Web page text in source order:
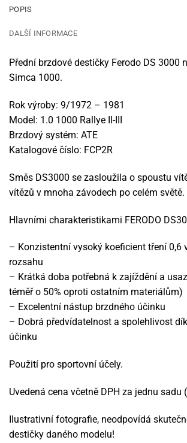
POPIS
DALŠÍ INFORMACE
Přední brzdové destičky Ferodo DS 3000
Simca 1000.
Rok výroby: 9/1972 – 1981
Model: 1.0 1000 Rallye II-III
Brzdový systém: ATE
Katalogové číslo: FCP2R
Směs DS3000 se zasloužila o spoustu
vítězů v mnoha závodech po celém světě.
Hlavními charakteristikami FERODO
– Konzistentní vysoký koeficient tření 0,6
rozsahu
– Krátká doba potřebná k zajíždění a
téměř o 50% oproti ostatním materiálům)
– Excelentní nástup brzdného účinku
– Dobrá předvídatelnost a spolehlivost
účinku
Použití pro sportovní účely.
Uvedená cena včetně DPH za jednu sadu
Ilustrativní fotografie, neodpovídá
destičky daného modelu!